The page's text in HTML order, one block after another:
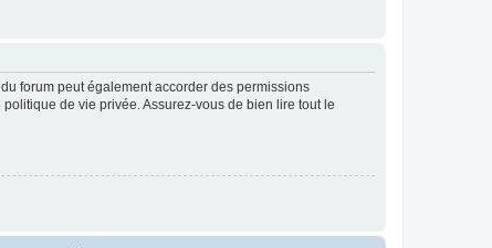
forum peut également accorder des permissions
de vie privée. Assurez-vous de bien lire tout le